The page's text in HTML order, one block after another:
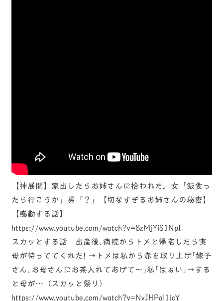
【神展開】家出したらお姉さんに拾われた。女「飯食っ
たら行こうか」男「？」【切なすぎるお姉さんの秘密】
【感動する話】
https://www.youtube.com/watch?v=8zMjYiS1NpI
スカッとする話 出産後､病院からトメと帰宅したら実
母が待っててくれた! →トメは私から赤を取り上げ｢嫁子
さん､お母さんにお茶入れてあげて～｣私｢はぁい｣→する
と母が…（スカッと祭り）
https://www.youtube.com/watch?v=NvJHPal1jcY